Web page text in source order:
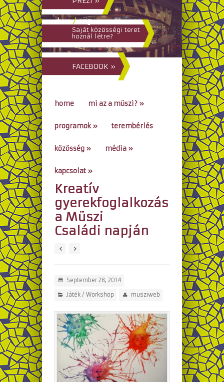
hun/eng
Saját közösségi teret
hoznál létre?
FACEBOOK »
home mi az a müszi? »
programok» terembérlés
közösség » média »
kapcsolat »
go to...
Kreatív
gyerekfoglalkozás
a Müszi
Családi napján
September 28, 2014
Játék/ Workshop musziweb